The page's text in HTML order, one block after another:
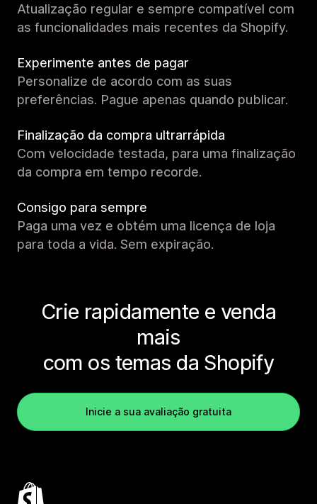
Atualização regular e sempre compatível com
as funcionalidades mais recentes da Shopify.
Experimente antes de pagar
Personalize de acordo com as suas
preferências. Pague apenas quando publicar.
Finalização da compra ultrarrápida
Com velocidade testada, para uma finalização
da compra em tempo recorde.
Consigo para sempre
Paga uma vez e obtém uma licença de loja
para toda a vida. Sem expiração.
Crie rapidamente e venda
mais
com os temas da Shopify
Inicie a sua avaliação gratuita